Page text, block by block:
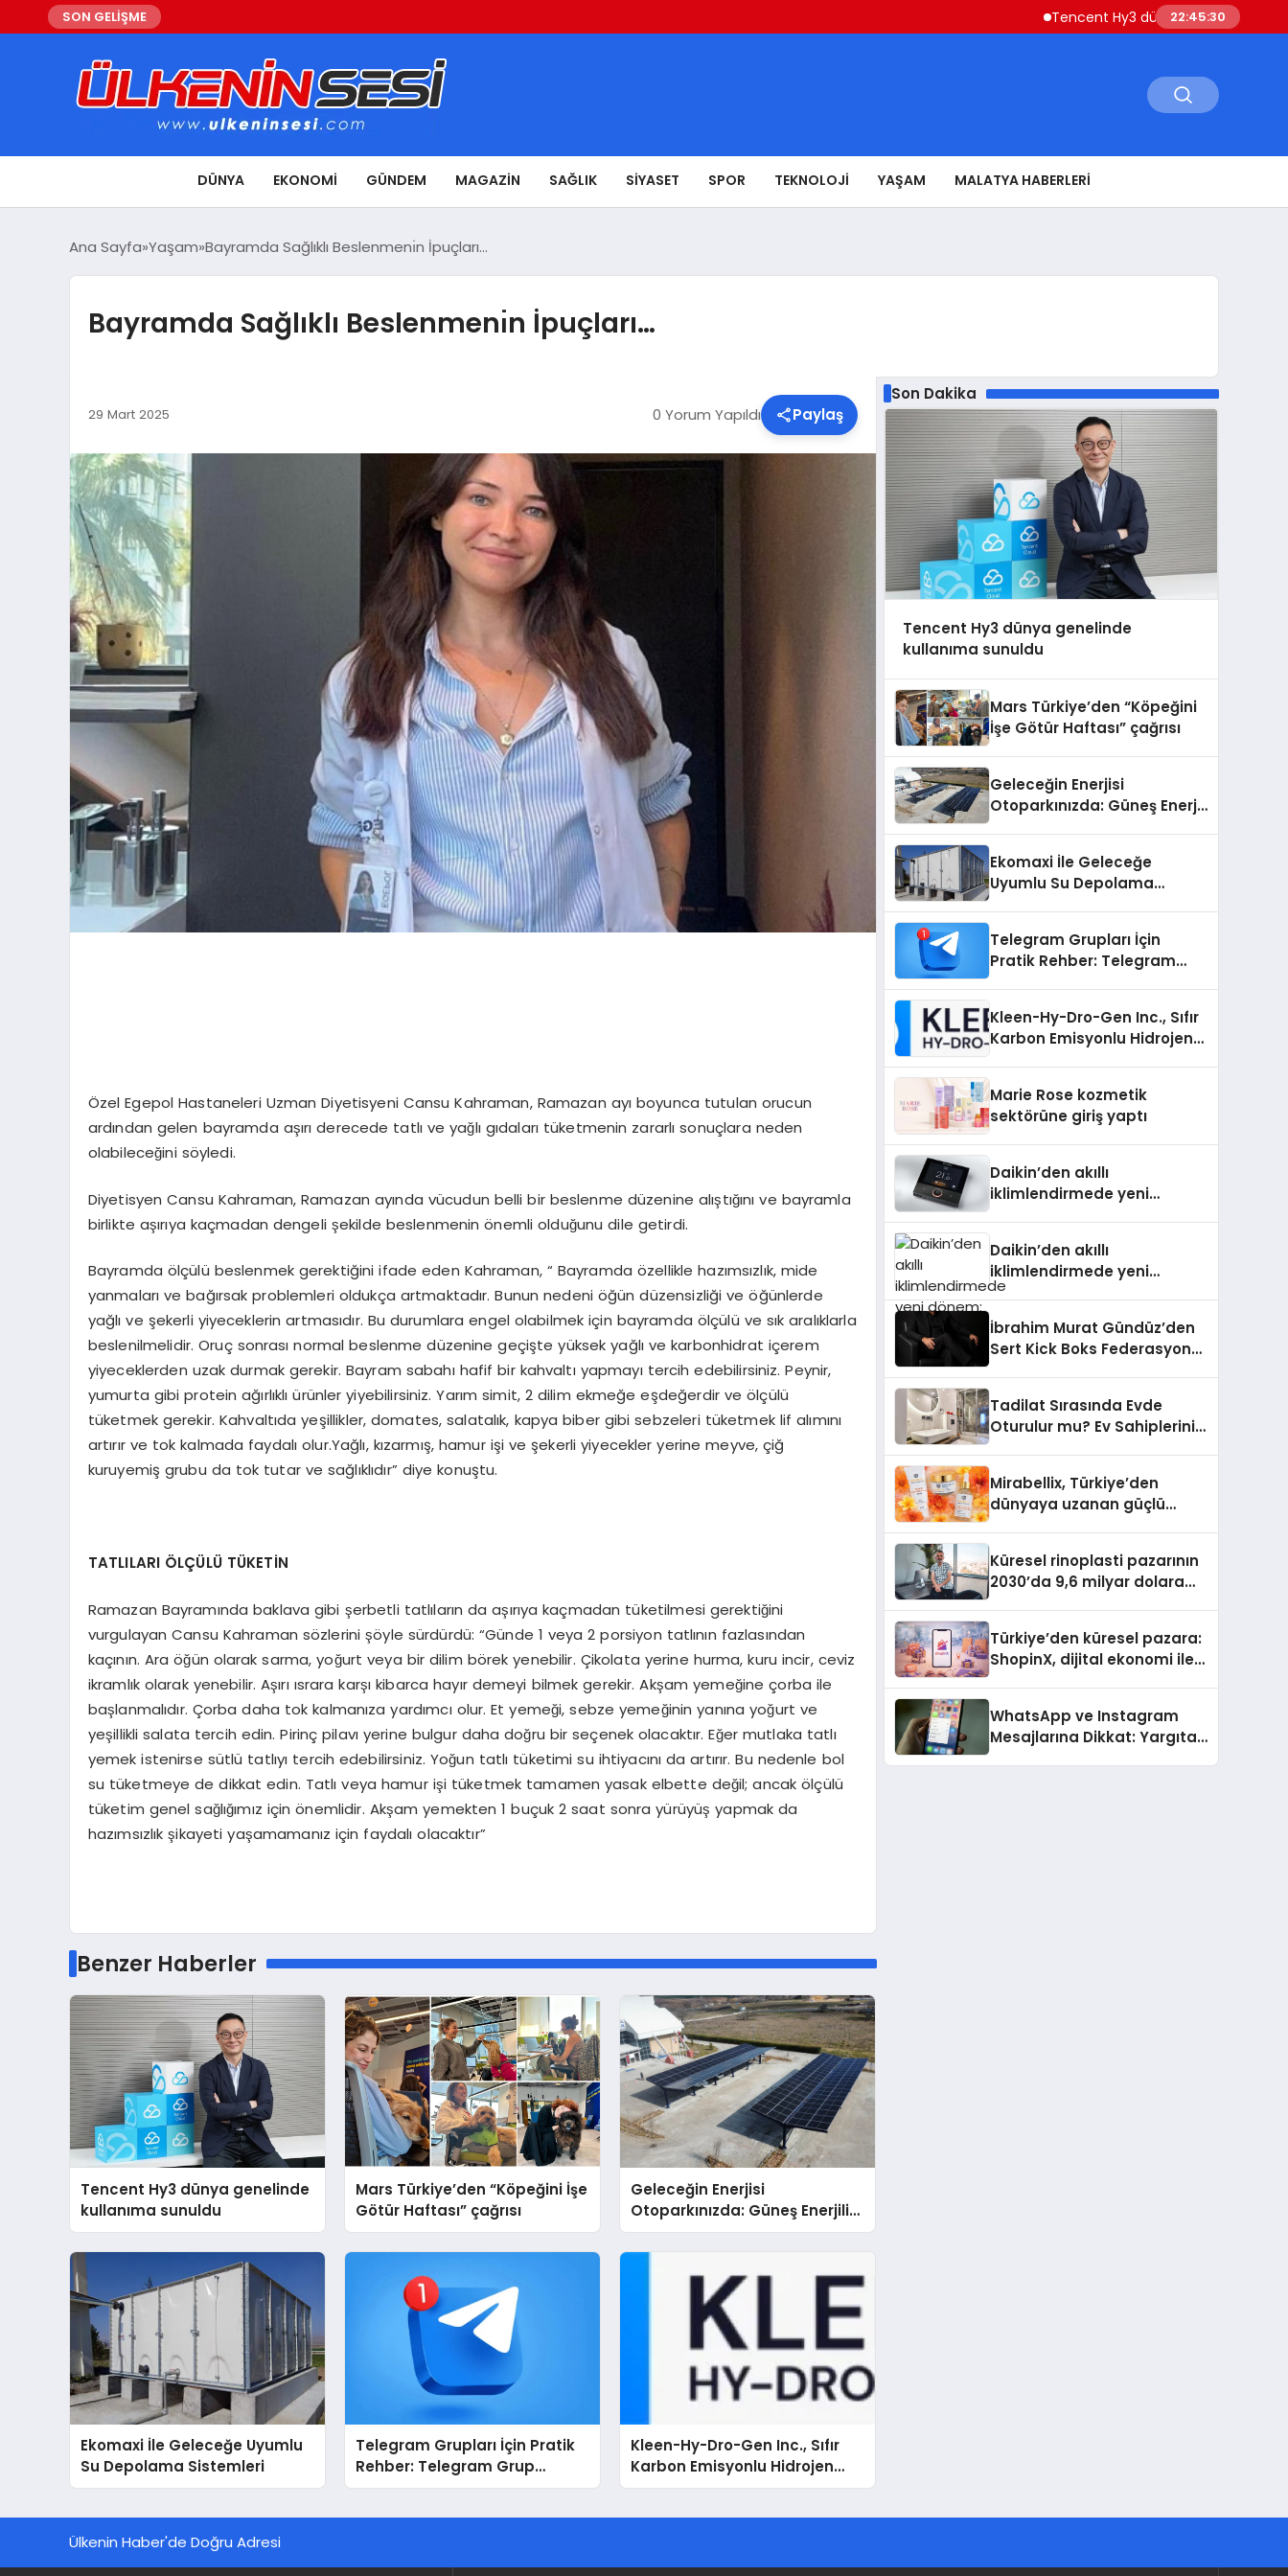
SON GELİŞME Tencent Hy3 dünya genelinde kullanıma
22:45:31
DÜNYA EKONOMI GÜNDEM MAGAZIN SAĞLIK SIYASET SPOR TEKNOLOJI YAŞAM MALATYA HABERLERI
Ana Sayfa Yaşam Bayramda Sağlıklı Beslenmenı̇n İpuçları…
Bayramda Sağlıklı Beslenmenı̇n İpuçları…
29 Mart 2025 0 Yorum Yapıldı Paylaş
Özel Egepol Hastaneleri Uzman Diyetisyeni Cansu Kahraman, Ramazan ayı boyunca tutulan orucun
ardından gelen bayramda aşırı derecede tatlı ve yağlı gıdaları tüketmenin zararlı sonuçlara neden
olabileceğini söyledi.
Diyetisyen Cansu Kahraman, Ramazan ayında vücudun belli bir beslenme düzenine alıştığını ve bayramla
birlikte aşırıya kaçmadan dengeli şekilde beslenmenin önemli olduğunu dile getirdi.
Bayramda ölçülü beslenmek gerektiğini ifade eden Kahraman, “ Bayramda özellikle hazımsızlık, mide
yanmaları ve bağırsak problemleri oldukça artmaktadır. Bunun nedeni öğün düzensizliği ve öğünlerde
yağlı ve şekerli yiyeceklerin artmasıdır. Bu durumlara engel olabilmek için bayramda ölçülü ve sık aralıklarla
beslenilmelidir. Oruç sonrası normal beslenme düzenine geçişte yüksek yağlı ve karbonhidrat içerem
yiyeceklerden uzak durmak gerekir. Bayram sabahı hafif bir kahvaltı yapmayı tercih edebilirsiniz. Peynir,
yumurta gibi protein ağırlıklı ürünler yiyebilirsiniz. Yarım simit, 2 dilim ekmeğe eşdeğerdir ve ölçülü
tüketmek gerekir. Kahvaltıda yeşillikler, domates, salatalık, kapya biber gibi sebzeleri tüketmek lif alımını
artırır ve tok kalmada faydalı olur.Yağlı, kızarmış, hamur işi ve şekerli yiyecekler yerine meyve, çiğ
kuruyemiş grubu da tok tutar ve sağlıklıdır” diye konuştu.
TATLILARI ÖLÇÜLÜ TÜKETİN
Ramazan Bayramında baklava gibi şerbetli tatlıların da aşırıya kaçmadan tüketilmesi gerektiğini
vurgulayan Cansu Kahraman sözlerini şöyle sürdürdü: “Günde 1 veya 2 porsiyon tatlının fazlasından
kaçının. Ara öğün olarak sarma, yoğurt veya bir dilim börek yenebilir. Çikolata yerine hurma, kuru incir, ceviz
ikramlık olarak yenebilir. Aşırı ısrara karşı kibarca hayır demeyi bilmek gerekir. Akşam yemeğine çorba ile
başlanmalıdır. Çorba daha tok kalmanıza yardımcı olur. Et yemeği, sebze yemeğinin yanına yoğurt ve
yeşillikli salata tercih edin. Pirinç pilavı yerine bulgur daha doğru bir seçenek olacaktır. Eğer mutlaka tatlı
yemek istenirse sütlü tatlıyı tercih edebilirsiniz. Yoğun tatlı tüketimi su ihtiyacını da artırır. Bu nedenle bol
su tüketmeye de dikkat edin. Tatlı veya hamur işi tüketmek tamamen yasak elbette değil; ancak ölçülü
tüketim genel sağlığımız için önemlidir. Akşam yemekten 1 buçuk 2 saat sonra yürüyüş yapmak da
hazımsızlık şikayeti yaşamamanız için faydalı olacaktır”
Benzer Haberler
Tencent Hy3 dünya genelinde
kullanıma sunuldu
Mars Türkiye’den “Köpeğini İşe
Götür Haftası” çağrısı
Geleceğin Enerjisi
Otoparkınızda: Güneş Enerjili
Carport (Solar Otopark)
Nedir?
Ekomaxi İle Geleceğe Uyumlu
Su Depolama Sistemleri
Telegram Grupları İçin Pratik
Rehber: Telegram Grup
Dizinleri Kullanıcılara Ne
Kleen-Hy-Dro-Gen Inc., Sıfır
Karbon Emisyonlu Hidrojen
Isıtma Teknolojisinde ISO ve
Son Dakika
Tencent Hy3 dünya genelinde
kullanıma sunuldu
Mars Türkiye’den “Köpeğini
İşe Götür Haftası” çağrısı
Geleceğin Enerjisi
Otoparkınızda: Güneş Enerjili
Ekomaxi İle Geleceğe
Uyumlu Su Depolama
Telegram Grupları İçin
Pratik Rehber: Telegram
Kleen-Hy-Dro-Gen Inc., Sıfır
Karbon Emisyonlu Hidrojen
Aldı
Marie Rose kozmetik
sektörüne giriş yaptı
Daikin’den akıllı
iklimlendirmede yeni
Daikin’den akıllı
iklimlendirmede yeni
dönem: Madoka Plus
İbrahim Murat Gündüz’den
Sert Kick Boks Federasyonu
Tadilat Sırasında Evde
Oturulur mu? Ev Sahiplerinin
Mirabellix, Türkiye’den
dünyaya uzanan güçlü
Küresel rinoplasti pazarının
2030’da 9,6 milyar dolara
Türkiye’den küresel pazara:
ShopinX, dijital ekonomi ile
WhatsApp ve Instagram
Mesajlarına Dikkat: Yargıtay
Ülkenin Haber'de Doğru Adresi